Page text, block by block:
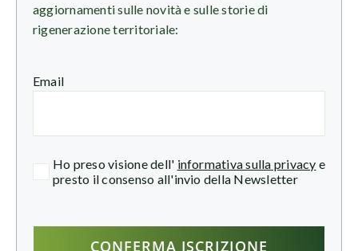
aggiornamenti sulle novità e sulle storie di
rigenerazione territoriale:
Email
Ho preso visione dell' informativa sulla privacy e
presto il consenso all'invio della Newsletter